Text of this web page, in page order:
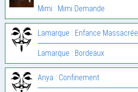
Mimi : Mimi Demande
Lamarque : Enfance Massacrée
Lamarque : Bordeaux
Anya : Confinement